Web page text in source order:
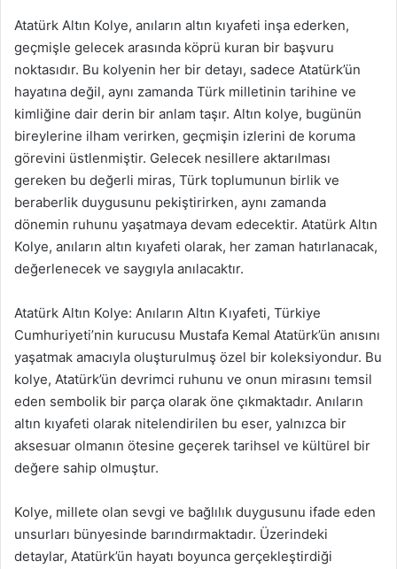
Atatürk Altın Kolye, anıların altın kıyafeti inşa ederken,
geçmişle gelecek arasında köprü kuran bir başvuru
noktasıdır. Bu kolyenin her bir detayı, sadece Atatürk’ün
hayatına değil, aynı zamanda Türk milletinin tarihine ve
kimliğine dair derin bir anlam taşır. Altın kolye, bugünün
bireylerine ilham verirken, geçmişin izlerini de koruma
görevini üstlenmiştir. Gelecek nesillere aktarılması
gereken bu değerli miras, Türk toplumunun birlik ve
beraberlik duygusunu pekiştirirken, aynı zamanda
dönemin ruhunu yaşatmaya devam edecektir. Atatürk Altın
Kolye, anıların altın kıyafeti olarak, her zaman hatırlanacak,
değerlenecek ve saygıyla anılacaktır.
Atatürk Altın Kolye: Anıların Altın Kıyafeti, Türkiye
Cumhuriyeti’nin kurucusu Mustafa Kemal Atatürk’ün anısını
yaşatmak amacıyla oluşturulmuş özel bir koleksiyondur. Bu
kolye, Atatürk’ün devrimci ruhunu ve onun mirasını temsil
eden sembolik bir parça olarak öne çıkmaktadır. Anıların
altın kıyafeti olarak nitelendirilen bu eser, yalnızca bir
aksesuar olmanın ötesine geçerek tarihsel ve kültürel bir
değere sahip olmuştur.
Kolye, millete olan sevgi ve bağlılık duygusunu ifade eden
unsurları bünyesinde barındırmaktadır. Üzerindeki
detaylar, Atatürk’ün hayatı boyunca gerçekleştirdiği